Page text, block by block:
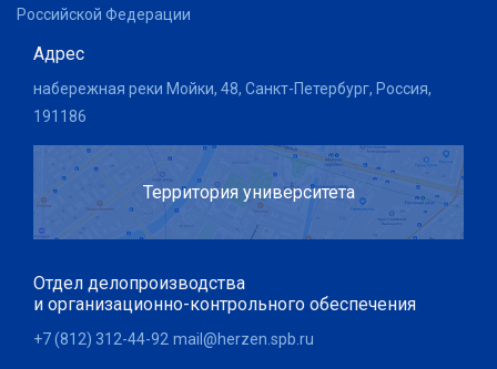
Российской Федерации
Адрес
набережная реки Мойки, 48, Санкт-Петербург, Россия,
191186
Территория университета
Отдел делопроизводства
и организационно-контрольного обеспечения
+7 (812) 312-44-92 mail@herzen.spb.ru